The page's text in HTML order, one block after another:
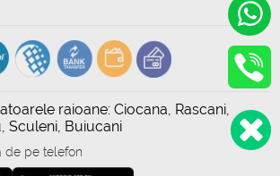
raioane: Ciocana, Rascani,
Sculeni, Buiucani
de pe telefon